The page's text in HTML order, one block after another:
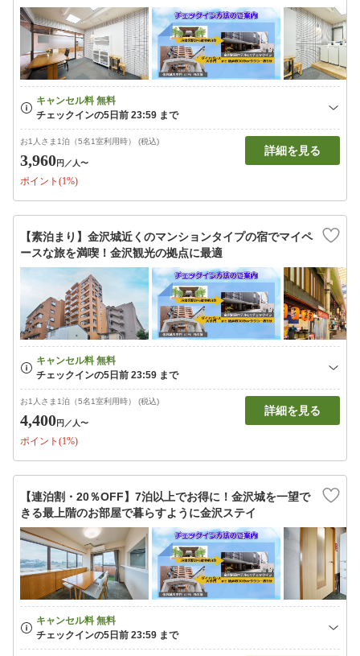
お1人さま1泊（5名1室利用時） (税込)
3,960円 ／人〜
ポイント(1%)
詳細を見る
【素泊まり】金沢城近くのマンションタイプの宿でマイペ
ースな旅を満喫！金沢観光の拠点に最適
お1人さま1泊（5名1室利用時） (税込)
4,400円 ／人〜
ポイント(1%)
詳細を見る
【連泊割・20％OFF】7泊以上でお得に！金沢城を一望で
きる最上階のお部屋で暮らすように金沢ステイ